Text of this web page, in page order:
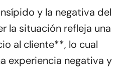
y la negativa del
la situación refleja una
al cliente**, lo cual
experiencia negativa y